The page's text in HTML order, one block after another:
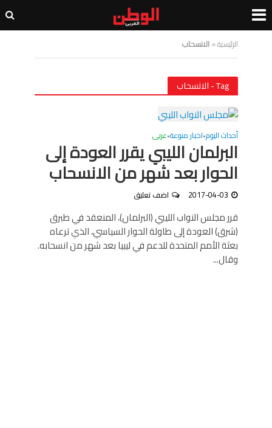
الرئيسية»الانسحاب
Tag - الانسحاب
أحداث اليوم•اخبار منوعة•عربى
البرلمان الليبي يقرر العودة إلى
الحوار بعد شهر من الانسحاب
2017-04-03 اضف تعليق
قرر مجلس النواب الليبي (البرلمان)، المنعقد في طبرق
(شرق) العودة إلى طاولة الحوار السياسي، الذي ترعاه
بعثة الأمم المتحدة للدعم في ليبيا بعد شهر من انسحابه.
وقال...